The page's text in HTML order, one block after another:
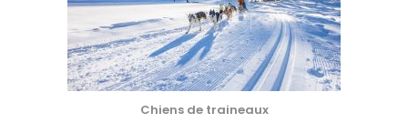
Chiens de traineaux